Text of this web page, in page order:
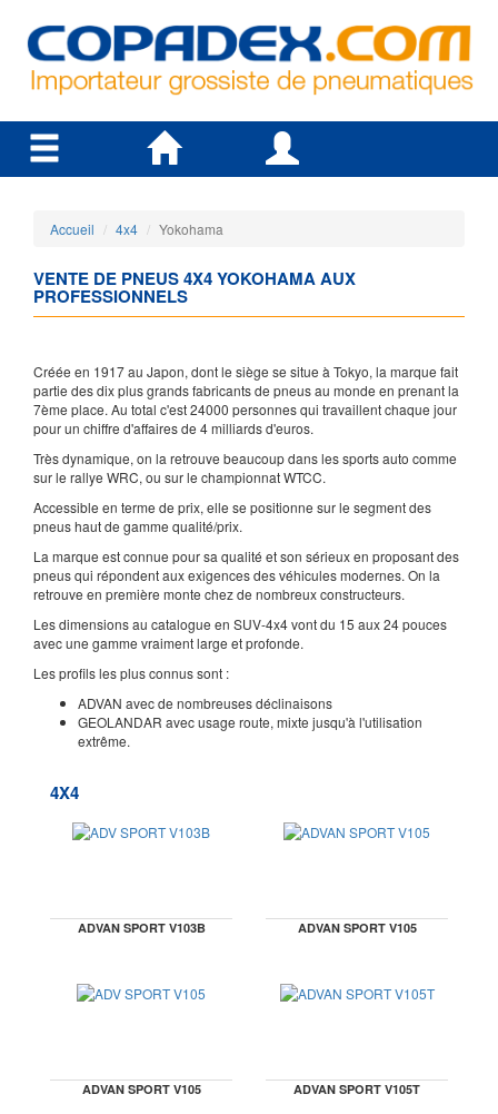
Accueil 4x4 Yokohama
VENTE DE PNEUS 4X4 YOKOHAMA AUX
PROFESSIONNELS
Créée en 1917 au Japon, dont le siège se situe à Tokyo, la marque fait
partie des dix plus grands fabricants de pneus au monde en prenant la
7ème place. Au total c'est 24000 personnes qui travaillent chaque jour
pour un chiffre d'affaires de 4 milliards d'euros.
Très dynamique, on la retrouve beaucoup dans les sports auto comme
sur le rallye WRC, ou sur le championnat WTCC.
Accessible en terme de prix, elle se positionne sur le segment des
pneus haut de gamme qualité/prix.
La marque est connue pour sa qualité et son sérieux en proposant des
pneus qui répondent aux exigences des véhicules modernes. On la
retrouve en première monte chez de nombreux constructeurs.
Les dimensions au catalogue en SUV-4x4 vont du 15 aux 24 pouces
avec une gamme vraiment large et profonde.
Les profils les plus connus sont :
ADVAN avec de nombreuses déclinaisons
GEOLANDAR avec usage route, mixte jusqu'à l'utilisation
extrême.
4X4
ADVAN SPORT V103B ADVAN SPORT V105
ADVAN SPORT V105 ADVAN SPORT V105T